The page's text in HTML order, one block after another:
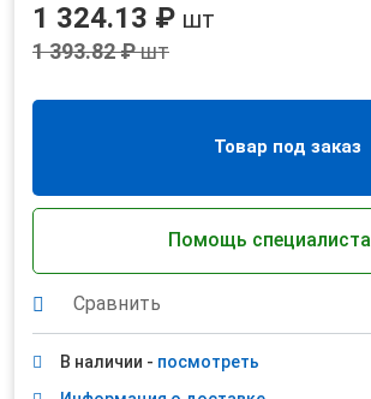
1 324.13 ₽ шт
1 393.82 ₽шт
Товар под заказ
Помощь специалиста
Сравнить
В наличии - посмотреть